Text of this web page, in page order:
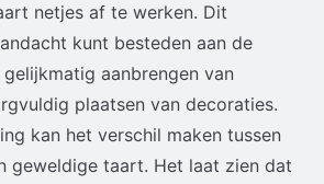
netjes af te werken. Dit
kunt besteden aan de
aanbrengen van
plaatsen van decoraties.
kan het verschil maken tussen
geweldige taart. Het laat zien dat